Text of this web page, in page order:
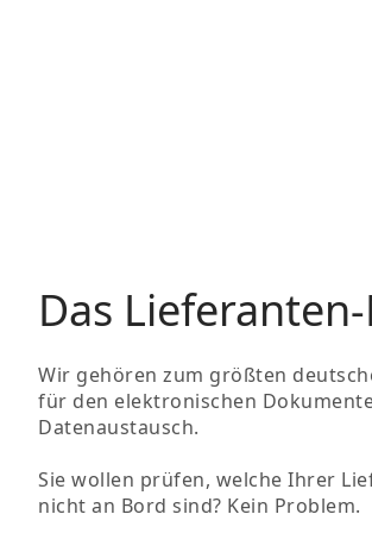
Das
Wir gehören zum größten
für den elektronischen
Datenaustausch.
Sie wollen prüfen, welche Ihrer
nicht an Bord sind? Kein Problem.